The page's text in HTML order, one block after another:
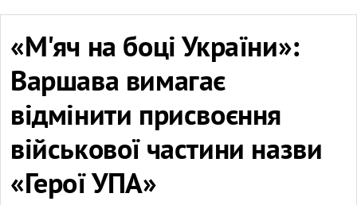
«М'яч на боці України»:
Варшава вимагає
відмінити присвоєння
військової частини назви
«Герої УПА»